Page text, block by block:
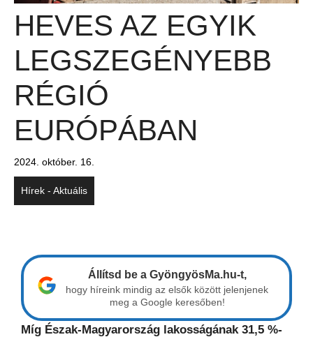
HEVES AZ EGYIK
LEGSZEGÉNYEBB
RÉGIÓ
EURÓPÁBAN
2024. október. 16.
Hírek - Aktuális
Állítsd be a GyöngyösMa.hu-t,
hogy híreink mindig az elsők között jelenjenek
meg a Google keresőben!
Míg Észak-Magyarország lakosságának 31,5 %-